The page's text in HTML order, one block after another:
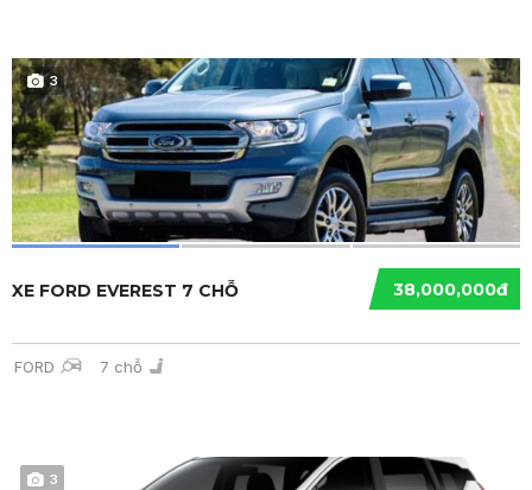
3
38,000,000đ
XE FORD EVEREST 7 CHỖ
FORD 7 chỗ
3